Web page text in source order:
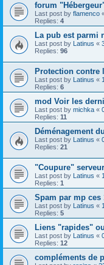
forum
Last post by flamenco
Replies: 4
La pub est parmi
Last post by Latinus «
Replies: 96
Protection contre
Last post by Latinus «
Replies: 6
mod Voir les
Last post by michka «
Replies: 11
Déménagement
Last post by Latinus «
Replies: 21
"Coupure"
Last post by Latinus «
Replies: 1
Spam par mp ces
Last post by Latinus «
Replies: 5
Liens "rapides"
Last post by Latinus «
Replies: 12
compléments de